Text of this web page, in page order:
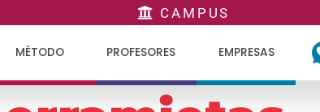
CAMPUS
MÉTODO PROFESORES EMPRESAS